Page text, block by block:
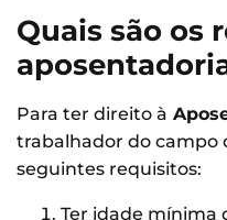
Quais são os
Para ter direito à
trabalhador do campo
seguintes requisitos:
Ter idade mínima